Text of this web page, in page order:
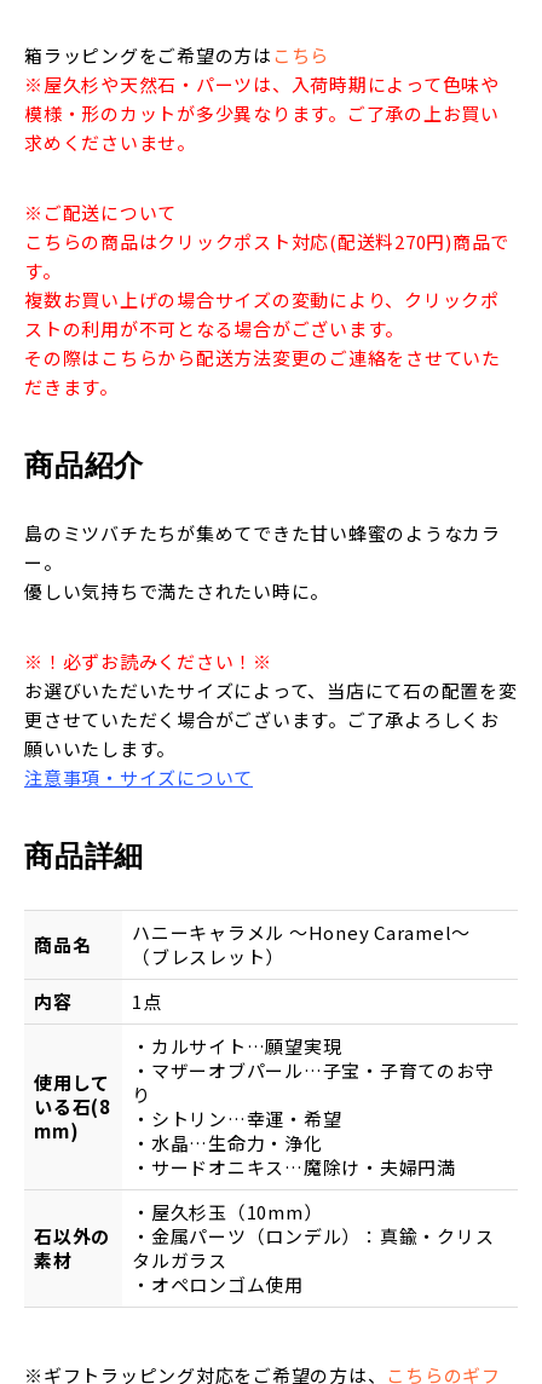
箱ラッピングをご希望の方はこちら
※屋久杉や天然石・パーツは、入荷時期によって色味や
模様・形のカットが多少異なります。ご了承の上お買い
求めくださいませ。
※ご配送について
こちらの商品はクリックポスト対応(配送料270円)商品で
す。
複数お買い上げの場合サイズの変動により、クリックポ
ストの利用が不可となる場合がございます。
その際はこちらから配送方法変更のご連絡をさせていた
だきます。
商品紹介
島のミツバチたちが集めてできた甘い蜂蜜のようなカラ
ー。
優しい気持ちで満たされたい時に。
※！必ずお読みください！※
お選びいただいたサイズによって、当店にて石の配置を変
更させていただく場合がございます。ご了承よろしくお
願いいたします。
注意事項・サイズについて
商品詳細
商品名
ハニーキャラメル ～Honey Caramel～
（ブレスレット）
内容
1点
使用して
いる石(8
mm)
・カルサイト…願望実現
・マザーオブパール…子宝・子育てのお守
り
・シトリン…幸運・希望
・水晶…生命力・浄化
・サードオニキス…魔除け・夫婦円満
石以外の
素材
・屋久杉玉（10mm）
・金属パーツ（ロンデル）：真鍮・クリス
タルガラス
・オペロンゴム使用
※ギフトラッピング対応をご希望の方は、 こちらのギフ